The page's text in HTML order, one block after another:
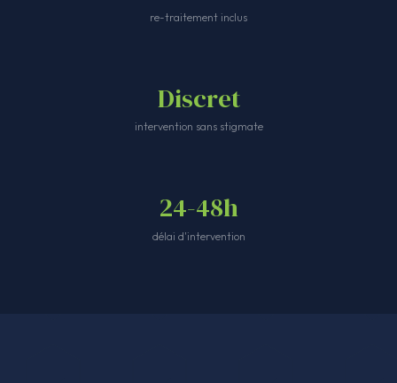
re-traitement inclus
Discret
intervention sans stigmate
24-48h
délai d'intervention